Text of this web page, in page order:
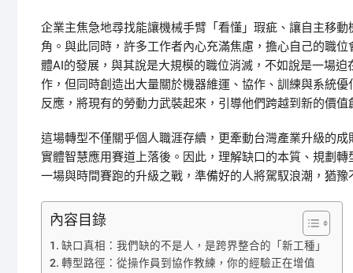
企業主焦急地尋找能讓機械手臂「看懂」瑕疵、讓自主移
角。與此同時，許多工作者內心充滿焦慮，擔心自己的職
體AI的發展，與其說是大規模的職位消滅，不如說是一場
作，但同時創造出大量關於機器維運、協作、訓練與系統
反應，將現有的勞動力武裝起來，引導他們跨越到新的價值
這場轉型不僅關乎個人職涯存續，更牽動台灣產業升級的
實體智慧應用賽道上落後。因此，理解缺口的本質、規劃
一場與時間賽跑的升級之戰，準備好的人將駕馭浪潮，猶
內容目錄
缺口真相：我們缺的不是人，是跨界整合的「新工種」
轉型路徑：從操作員到協作教練，你的經驗正在增值